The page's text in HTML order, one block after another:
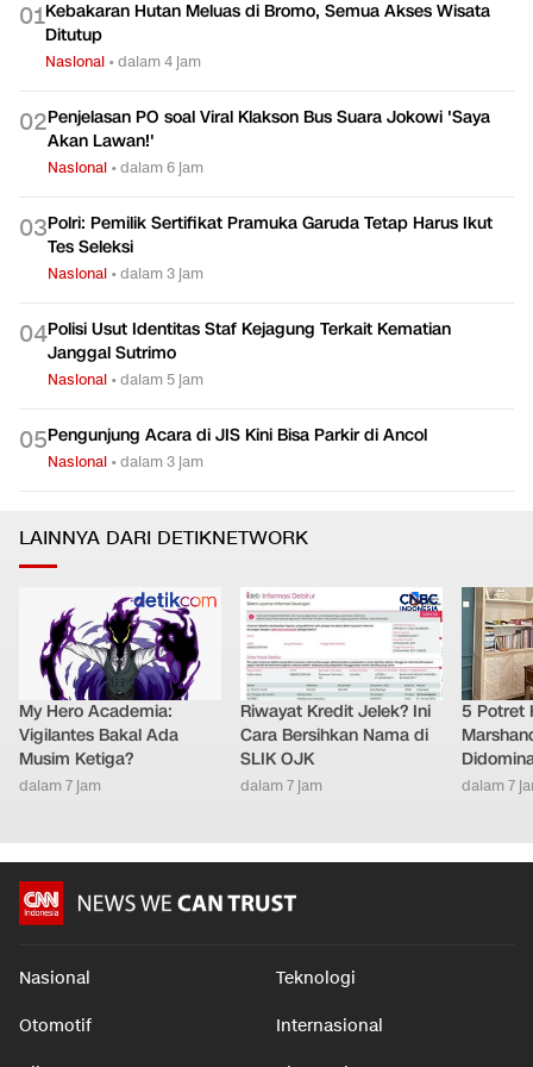
01Kebakaran Hutan Meluas di Bromo, Semua Akses Wisata
Ditutup
Nasional •dalam 4 jam
02Penjelasan PO soal Viral Klakson Bus Suara Jokowi 'Saya
Akan Lawan!'
Nasional •dalam 6 jam
03Polri: Pemilik Sertifikat Pramuka Garuda Tetap Harus Ikut
Tes Seleksi
Nasional •dalam 3 jam
04Polisi Usut Identitas Staf Kejagung Terkait Kematian
Janggal Sutrimo
Nasional •dalam 5 jam
05Pengunjung Acara di JIS Kini Bisa Parkir di Ancol
Nasional •dalam 3 jam
LAINNYA DARI DETIKNETWORK
My Hero Academia:
Vigilantes Bakal Ada
Musim Ketiga?
dalam 7 jam
Riwayat Kredit Jelek? Ini
Cara Bersihkan Nama di
SLIK OJK
dalam 7 jam
5 Potret
dalam 7
Nasional Teknologi
Otomotif Internasional